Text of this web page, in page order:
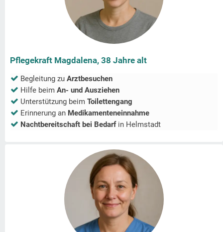
Pflegekraft Magdalena, 38 Jahre alt
Begleitung zu Arztbesuchen
Hilfe beim An- und Ausziehen
Unterstützung beim Toilettengang
Erinnerung an Medikamenteneinnahme
Nachtbereitschaft bei Bedarfin Helmstadt